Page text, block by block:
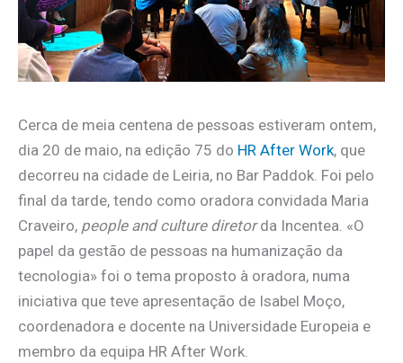
Cerca de meia centena de pessoas estiveram ontem,
dia 20 de maio, na edição 75 do HR After Work, que
decorreu na cidade de Leiria, no Bar Paddok. Foi pelo
final da tarde, tendo como oradora convidada Maria
Craveiro, people and culture diretorda Incentea. «O
papel da gestão de pessoas na humanização da
tecnologia» foi o tema proposto à oradora, numa
iniciativa que teve apresentação de Isabel Moço,
coordenadora e docente na Universidade Europeia e
membro da equipa HR After Work.